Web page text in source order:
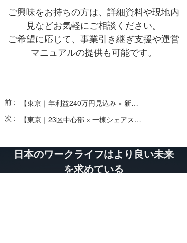
ご興味をお持ちの方は、詳細資料や現地内
見などお気軽にご相談ください。
ご希望に応じて、事業引き継ぎ支援や運営
マニュアルの提供も可能です。
前 :
【東京｜年利益240万円見込み × 新小岩・合法一戸建て民泊譲渡 × 訪日ペット同伴客に人気】
次 :
【東京｜23区中心部 × 一棟シェアスペース譲渡 × 駅徒歩1分 × 無人運営で副業に最適】
日本のワークライフはより良い未来
を求めている